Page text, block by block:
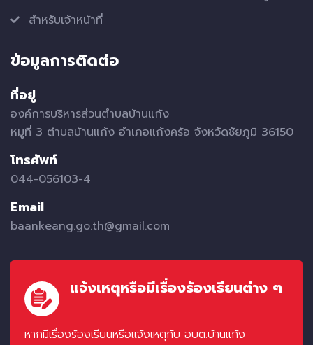
สำหรับเจ้าหน้าที่
ข้อมูลการติดต่อ
ที่อยู่
องค์การบริหารส่วนตำบลบ้านแก้ง
หมูที่ 3 ตำบลบ้านแก้ง อำเภอแก้งคร้อ จังหวัดชัยภูมิ 36150
โทรศัพท์
044-056103-4
Email
baankeang.go.th@gmail.com
แจ้งเหตุหรือมีเรื่องร้องเรียนต่าง ๆ
หากมีเรื่องร้องเรียนหรือแจ้งเหตุกับ อบต.บ้านแก้ง